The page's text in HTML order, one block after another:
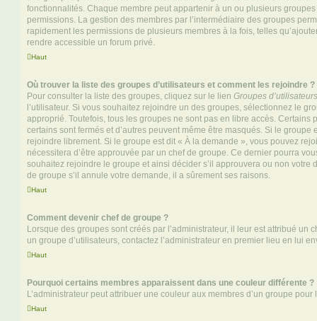
fonctionnalités. Chaque membre peut appartenir à un ou plusieurs
permissions. La gestion des membres par l’intermédiaire des groupes
rapidement les permissions de plusieurs membres à la fois, telles
rendre accessible un forum privé.
Haut
Où trouver la liste des groupes d’utilisateurs et comment les rejoindre ?
Pour consulter la liste des groupes, cliquez sur le lien Groupes d’utilisateurs
l’utilisateur. Si vous souhaitez rejoindre un des groupes, sélectionnez le
approprié. Toutefois, tous les groupes ne sont pas en libre accès. Certains
certains sont fermés et d’autres peuvent même être masqués. Si le groupe
rejoindre librement. Si le groupe est dit « À la demande », vous pouvez
nécessitera d’être approuvée par un chef de groupe. Ce dernier pourra
souhaitez rejoindre le groupe et ainsi décider s’il approuvera ou non votre
de groupe s’il annule votre demande, il a sûrement ses raisons.
Haut
Comment devenir chef de groupe ?
Lorsque des groupes sont créés par l’administrateur, il leur est attribué un
un groupe d’utilisateurs, contactez l’administrateur en premier lieu en lui
Haut
Pourquoi certains membres apparaissent dans une couleur différente ?
L’administrateur peut attribuer une couleur aux membres d’un groupe
Haut